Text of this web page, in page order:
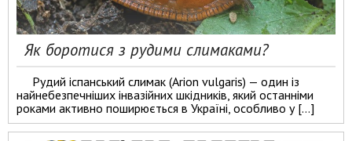
Як боротися з рудими слимаками?
Рудий іспанський слимак (Arion vulgaris) — один із
найнебезпечніших інвазійних шкідників, який останніми
роками активно поширюється в Україні, особливо у […]